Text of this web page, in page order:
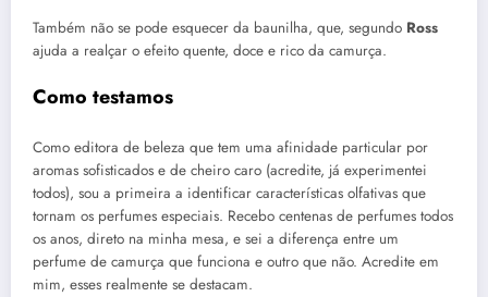
Também não se pode esquecer da baunilha, que, segundo Ross
ajuda a realçar o efeito quente, doce e rico da camurça.
Como testamos
Como editora de beleza que tem uma afinidade particular por
aromas sofisticados e de cheiro caro (acredite, já experimentei
todos), sou a primeira a identificar características olfativas que
tornam os perfumes especiais. Recebo centenas de perfumes todos
os anos, direto na minha mesa, e sei a diferença entre um
perfume de camurça que funciona e outro que não. Acredite em
mim, esses realmente se destacam.